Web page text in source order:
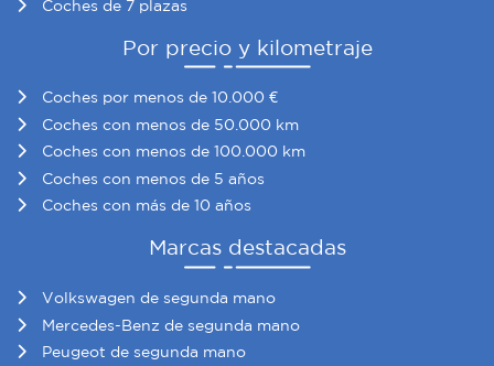
Coches de 7 plazas
Por precio y kilometraje
Coches por menos de 10.000 €
Coches con menos de 50.000 km
Coches con menos de 100.000 km
Coches con menos de 5 años
Coches con más de 10 años
Marcas destacadas
Volkswagen de segunda mano
Mercedes-Benz de segunda mano
Peugeot de segunda mano